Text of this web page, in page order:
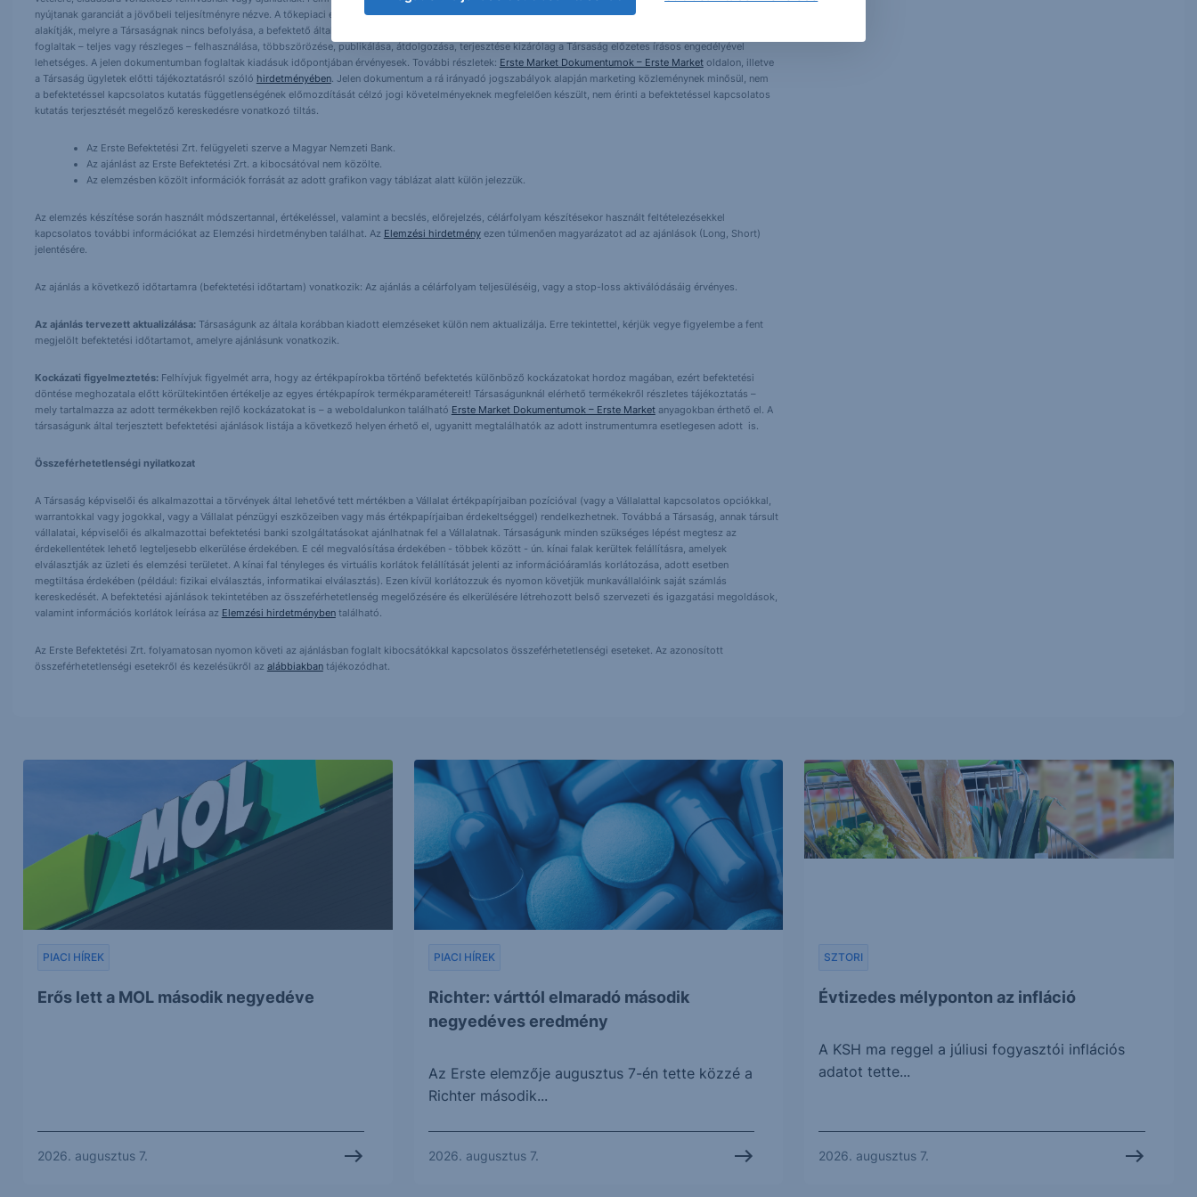
nyújtanak garanciát a jövőbeli teljesítményre nézve. A tőkepiaci és makrogazdasági helyzetet, a befektetések és azok hozamai alakulását olyan tényezők
alakítják, melyre a Társaságnak nincs befolyása, a befektető által hozott döntés következményei a Társaságra nem háríthatók át. A jelen dokumentumban
foglaltak – teljes vagy részleges – felhasználása, többszörözése, publikálása, átdolgozása, terjesztése kizárólag a Társaság előzetes írásos engedélyével
lehetséges. A jelen dokumentumban foglaltak kiadásuk időpontjában érvényesek. További részletek: Erste Market Dokumentumok – Erste Marketoldalon, illetve
a Társaság ügyletek előtti tájékoztatásról szóló hirdetményében. Jelen dokumentum a rá irányadó jogszabályok alapján marketing közleménynek minősül, nem
a befektetéssel kapcsolatos kutatás függetlenségének előmozdítását célzó jogi követelményeknek megfelelően készült, nem érinti a befektetéssel kapcsolatos
kutatás terjesztését megelőző kereskedésre vonatkozó tiltás.
Az Erste Befektetési Zrt. felügyeleti szerve a Magyar Nemzeti Bank.
Az ajánlást az Erste Befektetési Zrt. a kibocsátóval nem közölte.
Az elemzésben közölt információk forrását az adott grafikon vagy táblázat alatt külön jelezzük.
Az elemzés készítése során használt módszertannal, értékeléssel, valamint a becslés, előrejelzés, célárfolyam készítésekor használt feltételezésekkel
kapcsolatos további információkat az Elemzési hirdetményben találhat. Az Elemzési hirdetményezen túlmenően magyarázatot ad az ajánlások (Long, Short)
jelentésére.
Az ajánlás a következő időtartamra (befektetési időtartam) vonatkozik: Az ajánlás a célárfolyam teljesüléséig, vagy a stop-loss aktiválódásáig érvényes.
Az ajánlás tervezett aktualizálása:Társaságunk az általa korábban kiadott elemzéseket külön nem aktualizálja. Erre tekintettel, kérjük vegye figyelembe a fent
megjelölt befektetési időtartamot, amelyre ajánlásunk vonatkozik.
Kockázati figyelmeztetés:Felhívjuk figyelmét arra, hogy az értékpapírokba történő befektetés különböző kockázatokat hordoz magában, ezért befektetési
döntése meghozatala előtt körültekintően értékelje az egyes értékpapírok termékparamétereit! Társaságunknál elérhető termékekről részletes tájékoztatás –
mely tartalmazza az adott termékekben rejlő kockázatokat is – a weboldalunkon található Erste Market Dokumentumok – Erste Marketanyagokban érthető el. A
társaságunk által terjesztett befektetési ajánlások listája a következő helyen érhető el, ugyanitt megtalálhatók az adott instrumentumra esetlegesen adott is.
Összeférhetetlenségi nyilatkozat
A Társaság képviselői és alkalmazottai a törvények által lehetővé tett mértékben a Vállalat értékpapírjaiban pozícióval (vagy a Vállalattal kapcsolatos opciókkal,
warrantokkal vagy jogokkal, vagy a Vállalat pénzügyi eszközeiben vagy más értékpapírjaiban érdekeltséggel) rendelkezhetnek. Továbbá a Társaság, annak társult
vállalatai, képviselői és alkalmazottai befektetési banki szolgáltatásokat ajánlhatnak fel a Vállalatnak. Társaságunk minden szükséges lépést megtesz az
érdekellentétek lehető legteljesebb elkerülése érdekében. E cél megvalósítása érdekében - többek között - ún. kínai falak kerültek felállításra, amelyek
elválasztják az üzleti és elemzési területet. A kínai fal tényleges és virtuális korlátok felállítását jelenti az információáramlás korlátozása, adott esetben
megtiltása érdekében (például: fizikai elválasztás, informatikai elválasztás). Ezen kívül korlátozzuk és nyomon követjük munkavállalóink saját számlás
kereskedését. A befektetési ajánlások tekintetében az összeférhetetlenség megelőzésére és elkerülésére létrehozott belső szervezeti és igazgatási megoldások,
valamint információs korlátok leírása az Elemzési hirdetménybentalálható.
Az Erste Befektetési Zrt. folyamatosan nyomon követi az ajánlásban foglalt kibocsátókkal kapcsolatos összeférhetetlenségi eseteket. Az azonosított
összeférhetetlenségi esetekről és kezelésükről az alábbiakbantájékozódhat.
Erős lett a MOL második negyedéve
PIACI HÍREK
2026. augusztus 7.
Richter: várttól elmaradó második
negyedéves eredmény
PIACI HÍREK
Az Erste elemzője augusztus 7-én tette közzé a
Richter második...
2026. augusztus 7.
Évtizedes mélyponton az infláció
SZTORI
A KSH ma reggel a júliusi fogyasztói inflációs
adatot tette...
2026. augusztus 7.